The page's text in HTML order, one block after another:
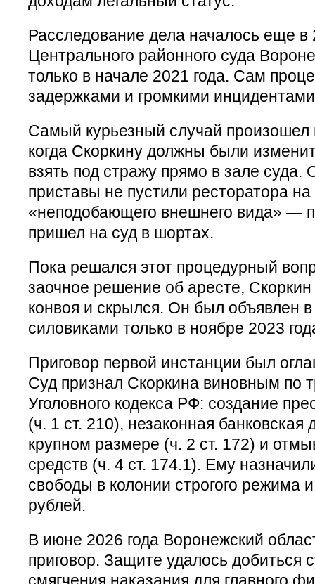
Расследование дела началось еще в
Центрального районного суда
только в начале 2021 года. Сам
задержками и громкими
Самый курьезный случай произошел
когда Скоркину должны были
взять под стражу прямо в зале суда.
приставы не пустили ресторатора
«неподобающего внешнего вида» —
пришел на суд в шортах.
Пока решался этот процедурный
заочное решение об аресте,
конвоя и скрылся. Он был объявлен
силовиками только в ноябре 2023
Приговор первой инстанции был
Суд признал Скоркина виновным по
Уголовного кодекса РФ: создание
(ч. 1 ст. 210), незаконная банковская
крупном размере (ч. 2 ст. 172) и
средств (ч. 4 ст. 174.1). Ему
свободы в колонии строгого
рублей.
В июне 2026 года Воронежский
приговор. Защите удалось добиться
смягчения наказания для главного